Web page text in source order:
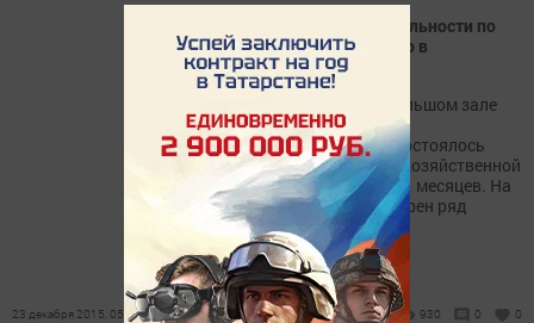
Cовещание по финходеятельности по
итогам 11 месяцев прошло в
Новошешминске
22 декабря 2015 года в большом зале
Совета Новошешминского
муниципального района состоялось
совещание по финансово-хозяйственной
деятельности по итогам 11 месяцев. На
повестке дня был рассмотрен ряд
вопросов:
23 декабря 2015, 05:45 930 0 0